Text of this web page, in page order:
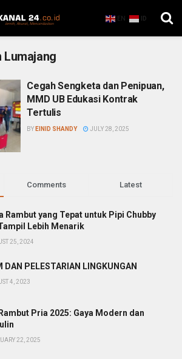
EN ID
Lumajang
Cegah Sengketa dan Penipuan,
MMD UB Edukasi Kontrak
Tertulis
BY EINID SHANDY JULY 28, 2025
Comments Latest
Rambut yang Tepat untuk Pipi Chubby
Lebih Menarik
25, 2024
DAN PELESTARIAN LINGKUNGAN
4, 2023
Pria 2025: Gaya Modern dan
22, 2025